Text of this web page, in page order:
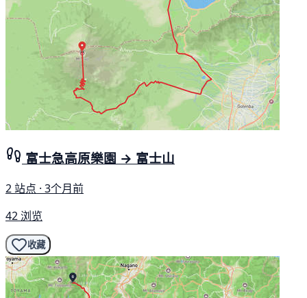
富士急高原樂園 → 富士山
2 站点 · 3个月前
42 浏览
收藏